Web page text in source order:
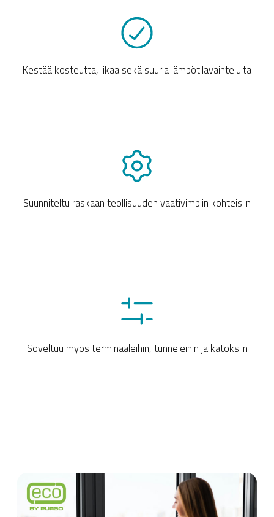
Kestää kosteutta, likaa sekä suuria lämpötilavaihteluita
Suunniteltu raskaan teollisuuden vaativimpiin kohteisiin
Soveltuu myös terminaaleihin, tunneleihin ja katoksiin